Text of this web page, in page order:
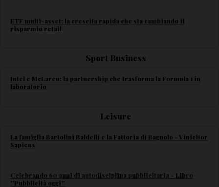
ETF multi-asset: la crescita rapida che sta cambiando il
risparmio retail
Sport Business
Intel e McLaren: la partnership che trasforma la Formula 1 in
laboratorio
Leisure
La famiglia Bartolini Baldelli e la Fattoria di Bagnolo - Vinicitor
Sapiens
Celebrando 60 anni di autodisciplina pubblicitaria - Libro
''Pubblicità oggi''